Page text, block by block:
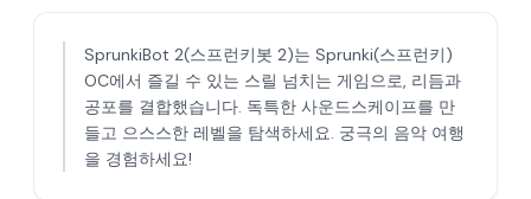
SprunkiBot 2(스프런키봇 2)는 Sprunki(스프런키)
OC에서 즐길 수 있는 스릴 넘치는 게임으로, 리듬과
공포를 결합했습니다. 독특한 사운드스케이프를 만
들고 으스스한 레벨을 탐색하세요. 궁극의 음악 여행
을 경험하세요!